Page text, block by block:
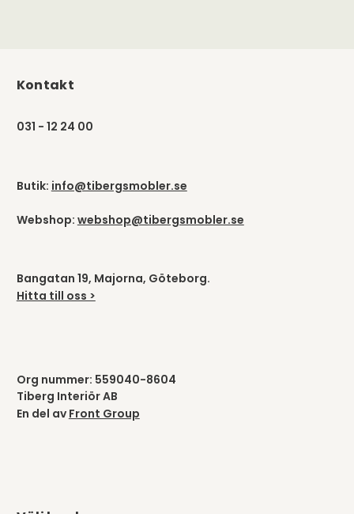
Kontakt
031 - 12 24 00
Butik: info@tibergsmobler.se
Webshop: webshop@tibergsmobler.se
Bangatan 19, Majorna, Göteborg.
Hitta till oss >
Org nummer: 559040-8604
Tiberg Interiör AB
En del av Front Group